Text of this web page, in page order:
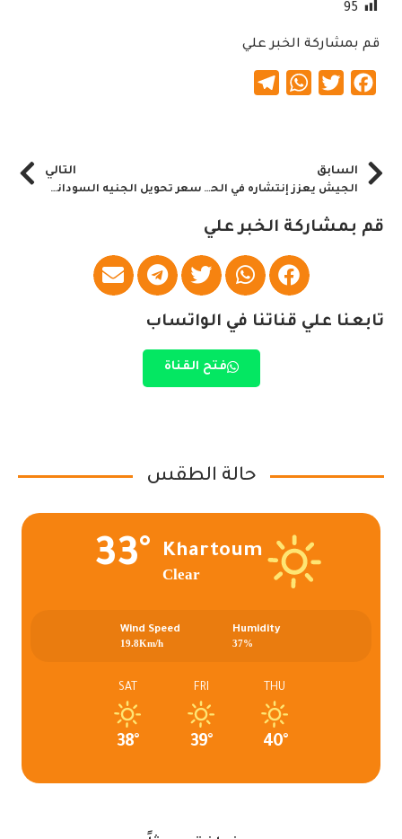
95
قم بمشاركة الخبر علي
Facebook
Twitter
WhatsApp
السابق
الجيش يعزز إنتشاره في الحدود الشرقية
التالي
سعر تحويل الجنيه السوداني اليوم في مصر
قم بمشاركة الخبر علي
تابعنا علي قناتنا في الواتساب
فتح القناة
حالة الطقس
Khartoum
Clear
33°
Humidity
37%
Wind Speed
19.8Km/h
THU
40°
FRI
39°
SAT
38°